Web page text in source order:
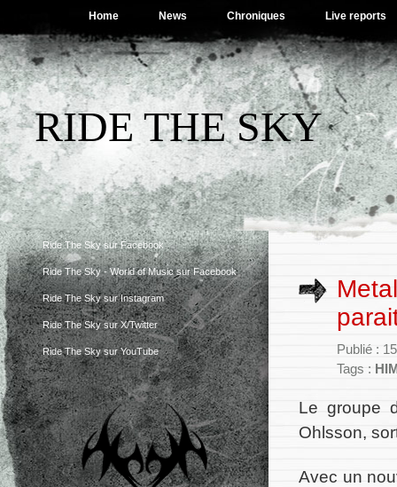
Home News Chroniques Live reports
RIDE THE SKY
Ride The Sky sur Facebook
Ride The Sky - World of Music sur Facebook
Ride The Sky sur Instagram
Ride The Sky sur X/Twitter
Ride The Sky sur YouTube
Publié :
Tags :
Le groupe
Ohlsson,
Avec un